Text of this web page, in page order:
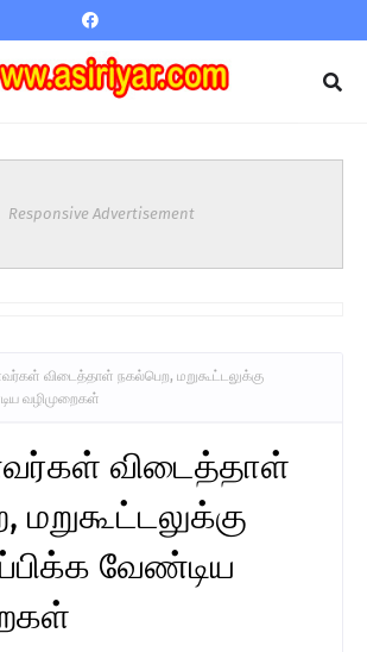
Responsive Advertisement
விடைத்தாள் நகல்பெற, மறுகூட்டலுக்கு
வழிமுறைகள்
விடைத்தாள்
மறுகூட்டலுக்கு
வேண்டிய